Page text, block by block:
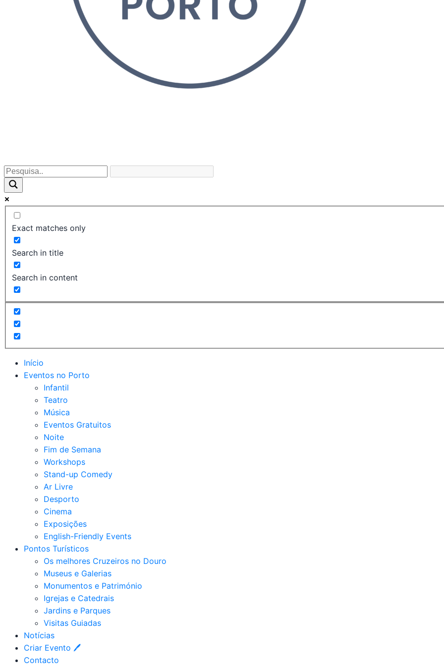
Exact matches only
Search in title
Search in content
Início
Eventos no Porto
Infantil
Teatro
Música
Eventos Gratuitos
Noite
Fim de Semana
Workshops
Stand-up Comedy
Ar Livre
Desporto
Cinema
Exposições
English-Friendly Events
Pontos Turísticos
Os melhores Cruzeiros no Douro​
Museus e Galerias
Monumentos e Património
Igrejas e Catedrais
Jardins e Parques
Visitas Guiadas
Notícias
Criar Evento 🖊
Contacto